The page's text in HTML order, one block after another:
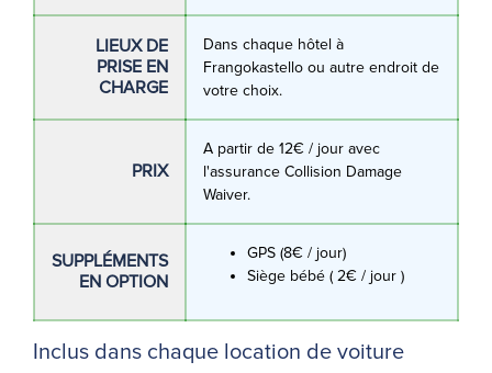
LIEUX DE
PRISE EN
CHARGE
Dans chaque hôtel à
Frangokastello ou autre endroit de
votre choix.
PRIX
A partir de 12€ / jour avec
l'assurance Collision Damage
Waiver.
SUPPLÉMENTS
EN OPTION
GPS (8€ / jour)
Siège bébé ( 2€ / jour )
Inclus dans chaque location de voiture